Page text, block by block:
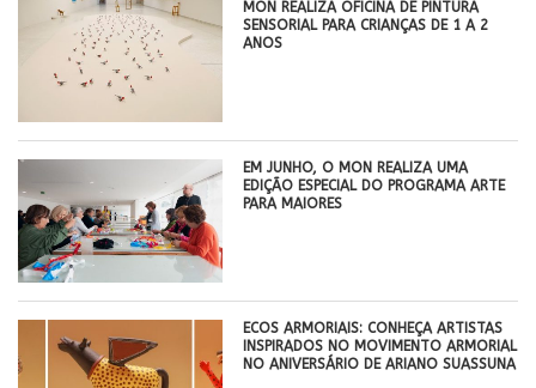
MON REALIZA OFICINA DE PINTURA
SENSORIAL PARA CRIANÇAS DE 1 A 2
ANOS
EM JUNHO, O MON REALIZA UMA
EDIÇÃO ESPECIAL DO PROGRAMA ARTE
PARA MAIORES
ECOS ARMORIAIS: CONHEÇA ARTISTAS
INSPIRADOS NO MOVIMENTO ARMORIAL
NO ANIVERSÁRIO DE ARIANO SUASSUNA